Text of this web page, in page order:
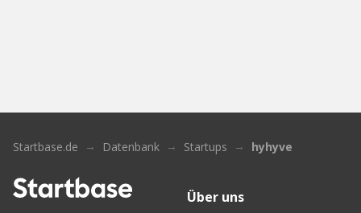
Startbase.de Datenbank Startups hyhyve
Über uns